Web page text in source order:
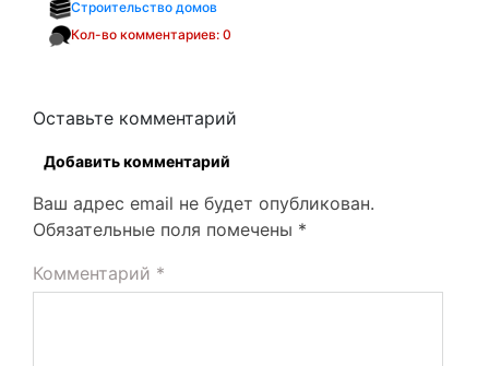
Строительство домов
Кол-во комментариев: 0
Оставьте комментарий
Добавить комментарий
Ваш адрес email не будет опубликован.
Обязательные поля помечены *
Комментарий *